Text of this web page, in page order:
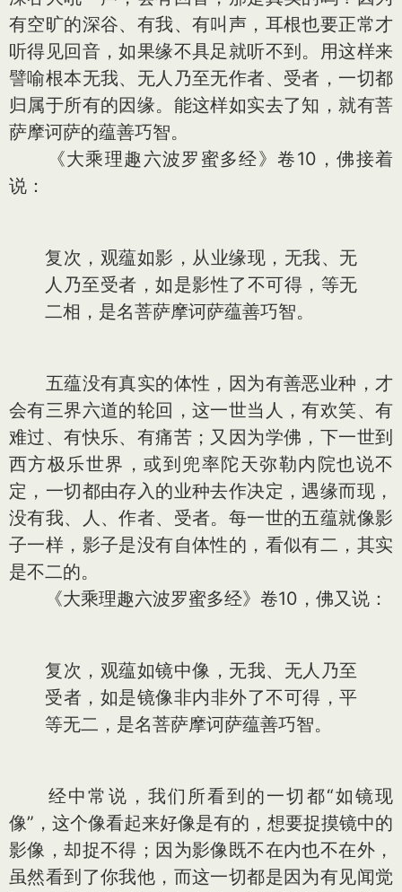
有空旷的深谷、有我、有叫声，耳根也要正常才
听得见回音，如果缘不具足就听不到。用这样来
譬喻根本无我、无人乃至无作者、受者，一切都
归属于所有的因缘。能这样如实去了知，就有菩
萨摩诃萨的蕴善巧智。
《大乘理趣六波罗蜜多经》卷10，佛接着
说：
复次，观蕴如影，从业缘现，无我、无
人乃至受者，如是影性了不可得，等无
二相，是名菩萨摩诃萨蕴善巧智。
五蕴没有真实的体性，因为有善恶业种，才
会有三界六道的轮回，这一世当人，有欢笑、有
难过、有快乐、有痛苦；又因为学佛，下一世到
西方极乐世界，或到兜率陀天弥勒内院也说不
定，一切都由存入的业种去作决定，遇缘而现，
没有我、人、作者、受者。每一世的五蕴就像影
子一样，影子是没有自体性的，看似有二，其实
是不二的。
《大乘理趣六波罗蜜多经》卷10，佛又说：
复次，观蕴如镜中像，无我、无人乃至
受者，如是镜像非内非外了不可得，平
等无二，是名菩萨摩诃萨蕴善巧智。
经中常说，我们所看到的一切都“如镜现
像”，这个像看起来好像是有的，想要捉摸镜中的
影像，却捉不得；因为影像既不在内也不在外，
虽然看到了你我他，而这一切都是因为有见闻觉